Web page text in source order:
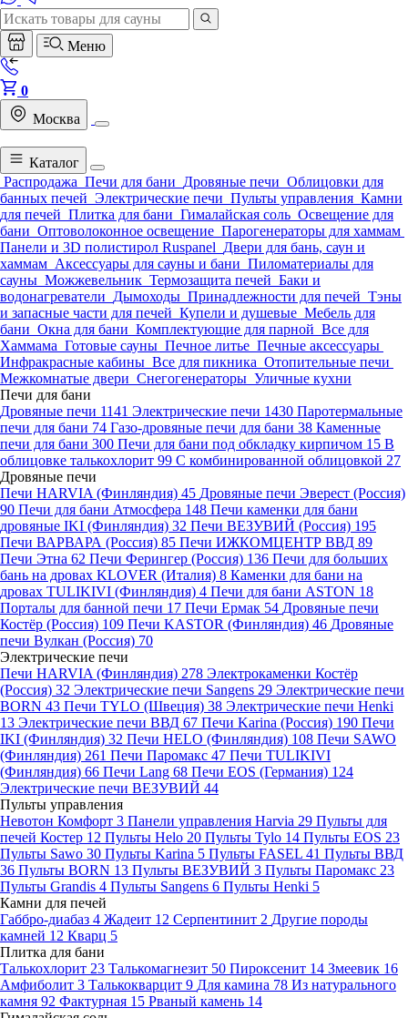
Меню
0
Москва
Каталог
Распродажа Печи для бани Дровяные печи Облицовки для
банных печей Электрические печи Пульты управления Камни
для печей Плитка для бани Гималайская соль Освещение для
бани Оптоволоконное освещение Парогенераторы для хаммам
Панели и 3D полистирол Ruspanel Двери для бань, саун и
хаммам Аксессуары для сауны и бани Пиломатериалы для
сауны Можжевельник Термозащита печей Баки и
водонагреватели Дымоходы Принадлежности для печей Тэны
и запасные части для печей Купели и душевые Мебель для
бани Окна для бани Комплектующие для парной Все для
Хаммама Готовые сауны Печное литье Печные аксессуары
Инфракрасные кабины Все для пикника Отопительные печи
Межкомнатые двери Снегогенераторы Уличные кухни
Печи для бани
Дровяные печи 1141 Электрические печи 1430 Паротермальные
печи для бани 74 Газо-дровяные печи для бани 38 Каменные
печи для бани 300 Печи для бани под обкладку кирпичом 15 В
облицовке талькохлорит 99 С комбинированной облицовкой 27
Дровяные печи
Печи HARVIA (Финляндия) 45 Дровяные печи Эверест (Россия)
90 Печи для бани Атмосфера 148 Печи каменки для бани
дровяные IKI (Финляндия) 32 Печи ВЕЗУВИЙ (Россия) 195
Печи ВАРВАРА (Россия) 85 Печи ИЖКОМЦЕНТР ВВД 89
Печи Этна 62 Печи Ферингер (Россия) 136 Печи для больших
бань на дровах KLOVER (Италия) 8 Каменки для бани на
дровах TULIKIVI (Финляндия) 4 Печи для бани ASTON 18
Порталы для банной печи 17 Печи Ермак 54 Дровяные печи
Костёр (Россия) 109 Печи KASTOR (Финляндия) 46 Дровяные
печи Вулкан (Россия) 70
Электрические печи
Печи HARVIA (Финляндия) 278 Электрокаменки Костёр
(Россия) 32 Электрические печи Sangens 29 Электрические печи
BORN 43 Печи TYLO (Швеция) 38 Электрические печи Henki
13 Электрические печи ВВД 67 Печи Karina (Россия) 190 Печи
IKI (Финляндия) 32 Печи HELO (Финляндия) 108 Печи SAWO
(Финляндия) 261 Печи Паромакс 47 Печи TULIKIVI
(Финляндия) 66 Печи Lang 68 Печи EOS (Германия) 124
Электрические печи ВЕЗУВИЙ 44
Пульты управления
Невотон Комфорт 3 Панели управления Harvia 29 Пульты для
печей Костер 12 Пульты Helo 20 Пульты Tylo 14 Пульты EOS 23
Пульты Sawo 30 Пульты Karina 5 Пульты FASEL 41 Пульты ВВД
36 Пульты BORN 13 Пульты ВЕЗУВИЙ 3 Пульты Паромакс 23
Пульты Grandis 4 Пульты Sangens 6 Пульты Henki 5
Камни для печей
Габбро-диабаз 4 Жадеит 12 Серпентинит 2 Другие породы
камней 12 Кварц 5
Плитка для бани
Талькохлорит 23 Талькомагнезит 50 Пироксенит 14 Змеевик 16
Амфиболит 3 Талькокварцит 9 Для камина 78 Из натурального
камня 92 Фактурная 15 Рваный камень 14